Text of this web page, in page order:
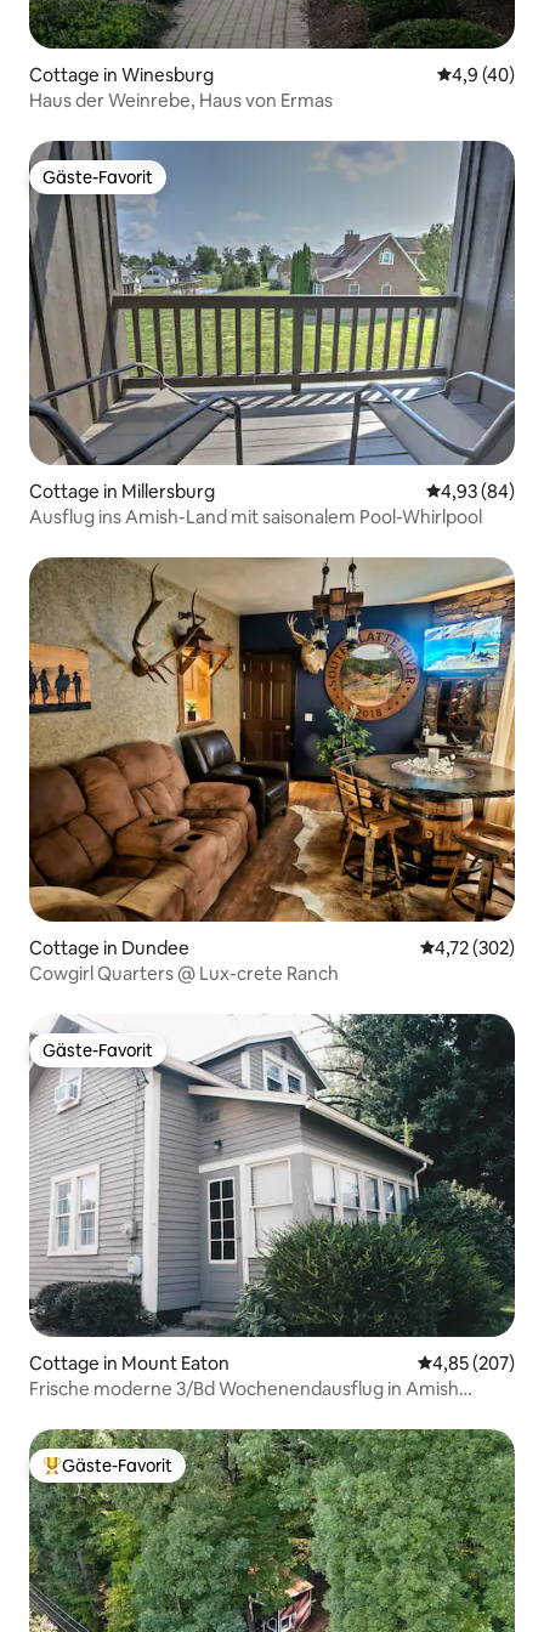
Cottage in Winesburg
4,9 (40)
Haus der Weinrebe, Haus von Ermas
Gäste-Favorit
Gäste-Favorit
Cottage in Millersburg
4,93 (84)
Ausflug ins Amish-Land mit saisonalem Pool-Whirlpool
Cottage in Dundee
4,72 (302)
Cowgirl Quarters @ Lux-crete Ranch
Gäste-Favorit
Gäste-Favorit
Cottage in Mount Eaton
4,85 (207)
Frische moderne 3/Bd Wochenendausflug in Amish
Beliebter Gäste-Favorit.
Gäste-Favorit